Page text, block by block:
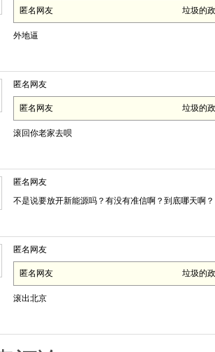
匿名网友 垃圾的
外地逼
匿名网友
匿名网友 垃圾的
滚回你老家去呗
匿名网友
不是说要放开新能源吗？有没有准信啊？到底哪天啊？
匿名网友
匿名网友 垃圾的
滚出北京